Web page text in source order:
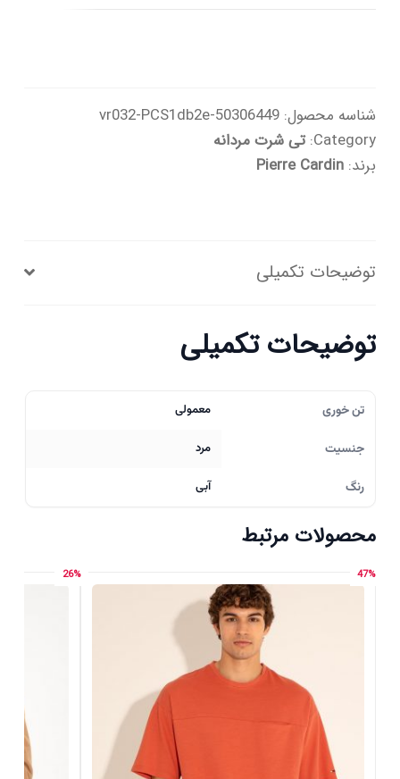
شناسه محصول:50306449-vr032-PCS1db2e
Category: تی شرت مردانه
برند:Pierre Cardin
توضیحات تکمیلی
توضیحات تکمیلی
تن خوری معمولی
جنسیت مرد
رنگ آبی
محصولات مرتبط
47%
26%